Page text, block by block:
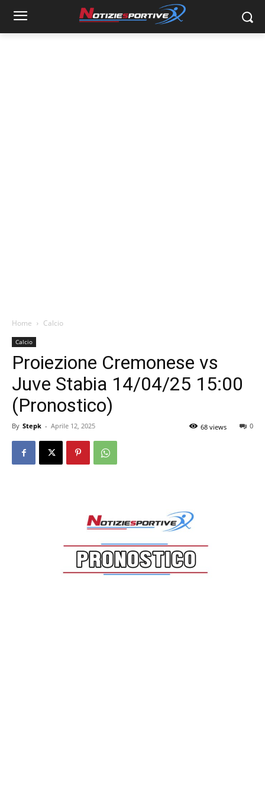
Home Calcio
Calcio
Proiezione Cremonese vs
Juve Stabia 14/04/25 15:00
(Pronostico)
By Stepk - Aprile 12, 2025 0
68 views